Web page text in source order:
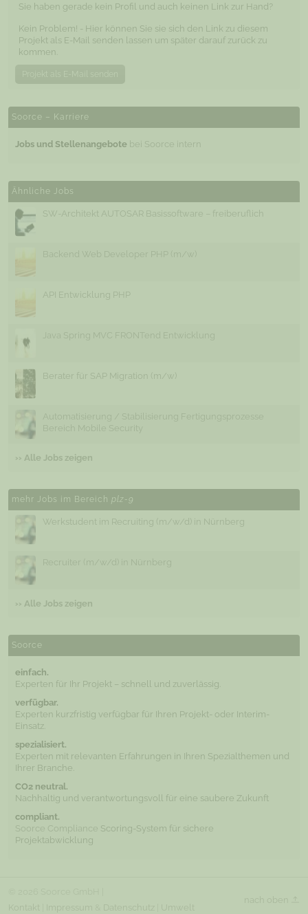
Sie haben gerade kein Profil und auch keinen Link zur Hand?
Kein Problem! - Hier können Sie sie sich den Link zu diesem
Projekt als E-Mail senden lassen um später darauf zurück zu
kommen.
Soorce – Karriere
Jobs und Stellenangebote bei Soorce intern
Ähnliche Jobs
SW-Architekt AUTOSAR Basissoftware – freiberuflich
Backend Web Developer PHP (m/w)
API Entwicklung PHP
Java Spring MVC FRONTend Entwicklung
Berater für SAP Migration (m/w)
Automatisierung / Stabilisierung Fertigungsprozesse
Bereich Mobile Security
›› Alle Jobs zeigen
mehr Jobs im Bereich plz-9
Werkstudent im Recruiting (m/w/d) in Nürnberg
Recruiter (m/w/d) in Nürnberg
›› Alle Jobs zeigen
Soorce
einfach.
Experten für Ihr Projekt – schnell und zuverlässig.
verfügbar.
Experten kurzfristig verfügbar für Ihren Projekt- oder Interim-
Einsatz.
spezialisiert.
Experten mit relevanten Erfahrungen in Ihren Spezialthemen und
Ihrer Branche.
CO2 neutral.
Nachhaltig und verantwortungsvoll für eine saubere Zukunft
compliant.
Soorce Compliance Scoring-System für sichere
Projektabwicklung